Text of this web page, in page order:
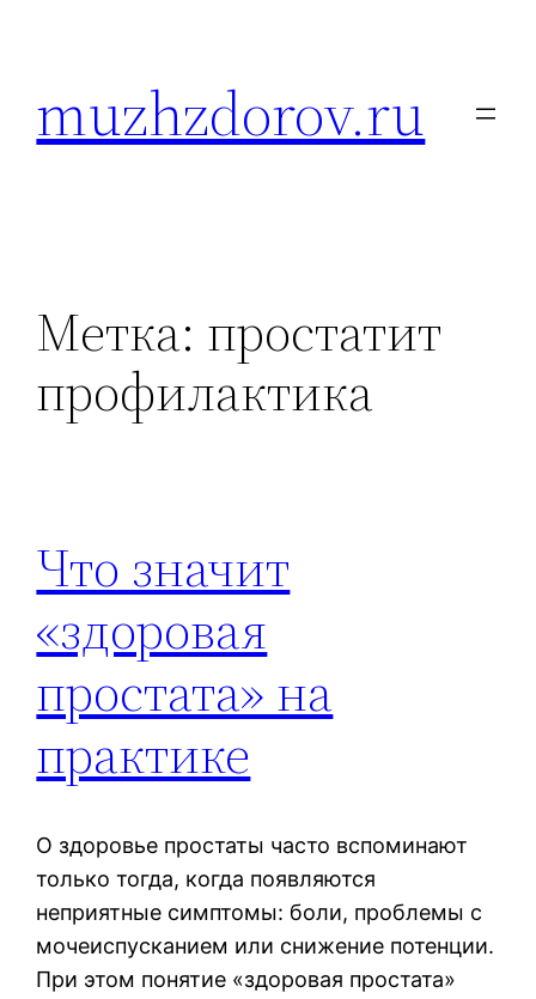
содержимому
muzhzdorov.ru
Метка: простатит
профилактика
Что значит
«здоровая
простата» на
практике
О здоровье простаты часто вспоминают
только тогда, когда появляются
неприятные симптомы: боли, проблемы с
мочеиспусканием или снижение потенции.
При этом понятие «здоровая простата»